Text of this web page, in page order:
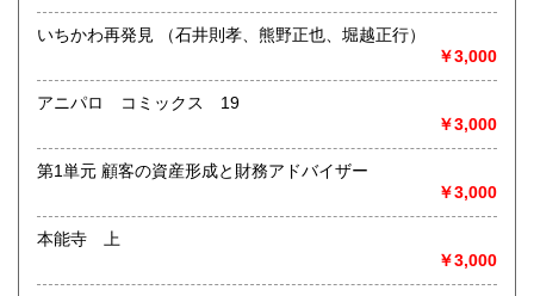
書籍の買取について
取り扱い分野
総記、哲学宗教、歴史、社会科学、自然科学、美術工芸、国
語国文、外国文学、古典籍、近代文献、趣味、外国書、サブ
カルチャー、古書一般（その他）
いちかわ再発見 （石井則孝、熊野正也、堀越正行）
￥3,000
アニパロ コミックス 19
￥3,000
第1単元 顧客の資産形成と財務アドバイザー
￥3,000
本能寺 上
￥3,000